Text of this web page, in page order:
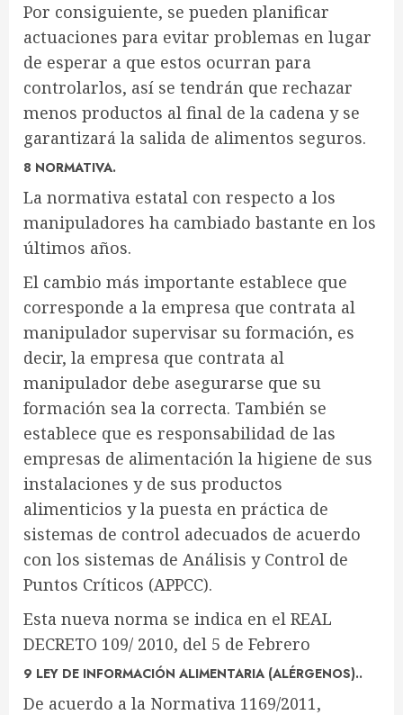
Por consiguiente, se pueden planificar
actuaciones para evitar problemas en lugar
de esperar a que estos ocurran para
controlarlos, así se tendrán que rechazar
menos productos al final de la cadena y se
garantizará la salida de alimentos seguros.
8 NORMATIVA.
La normativa estatal con respecto a los
manipuladores ha cambiado bastante en los
últimos años.
El cambio más importante establece que
corresponde a la empresa que contrata al
manipulador supervisar su formación, es
decir, la empresa que contrata al
manipulador debe asegurarse que su
formación sea la correcta. También se
establece que es responsabilidad de las
empresas de alimentación la higiene de sus
instalaciones y de sus productos
alimenticios y la puesta en práctica de
sistemas de control adecuados de acuerdo
con los sistemas de Análisis y Control de
Puntos Críticos (APPCC).
Esta nueva norma se indica en el REAL
DECRETO 109/ 2010, del 5 de Febrero
9 LEY DE INFORMACIÓN ALIMENTARIA (ALÉRGENOS)..
De acuerdo a la Normativa 1169/2011,